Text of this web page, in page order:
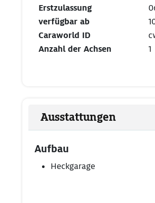
Erstzulassung
verfügbar ab
Caraworld ID
Anzahl der Achsen
1
Ausstattungen
Aufbau
Heckgarage